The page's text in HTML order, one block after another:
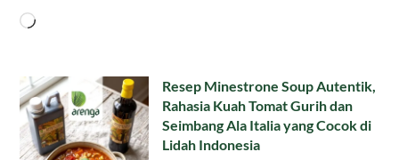
Memuat...
Resep Minestrone Soup Autentik,
Rahasia Kuah Tomat Gurih dan
Seimbang Ala Italia yang Cocok di
Lidah Indonesia